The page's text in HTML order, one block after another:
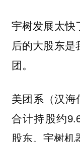
宇树发展太快
后的大股东
团。
美团系（汉海
合计持股约
股东。宇树机